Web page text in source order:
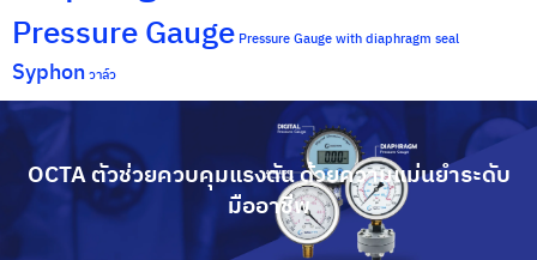
Pressure Gauge Pressure Gauge with diaphragm seal
Syphonวาล์ว
OCTA ตัวช่วยควบคุมแรงดัน ด้วยความแม่นยำระดับ
มืออาชีพ